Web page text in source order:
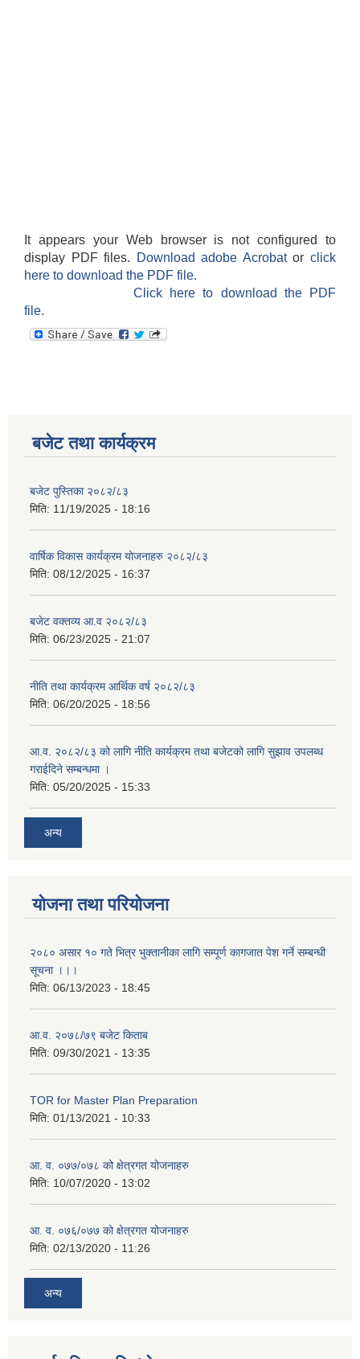
It appears your Web browser is not configured to
display PDF files.
Download adobe Acrobatorclick
here to download the PDF file.
Click here to download the PDF
file.
बजेट तथा कार्यक्रम
बजेट पुस्तिका २०८२/८३
मिति: 11/19/2025 - 18:16
वार्षिक विकास कार्यक्रम योजनाहरु २०८२/८३
मिति: 08/12/2025 - 16:37
बजेट वक्तव्य आ.व २०८२/८३
मिति: 06/23/2025 - 21:07
नीति तथा कार्यक्रम आर्थिक वर्ष २०८२/८३
मिति: 06/20/2025 - 18:56
आ.व. २०८२/८३ को लागि नीति कार्यक्रम तथा बजेटको लागि सुझाव उपलब्ध
गराईदिने सम्बन्धमा ।
मिति: 05/20/2025 - 15:33
अन्य
योजना तथा परियोजना
२०८० असार १० गते भित्र भुक्तानीका लागि सम्पूर्ण कागजात पेश गर्ने सम्बन्धी
सूचना ।।।
मिति: 06/13/2023 - 18:45
आ.व. २०७८/७९ बजेट किताब
मिति: 09/30/2021 - 13:35
TOR for Master Plan Preparation
मिति: 01/13/2021 - 10:33
आ. व. ०७७/०७८ को क्षेत्रगत योजनाहरु
मिति: 10/07/2020 - 13:02
आ. व. ०७६/०७७ को क्षेत्रगत योजनाहरु
मिति: 02/13/2020 - 11:26
अन्य